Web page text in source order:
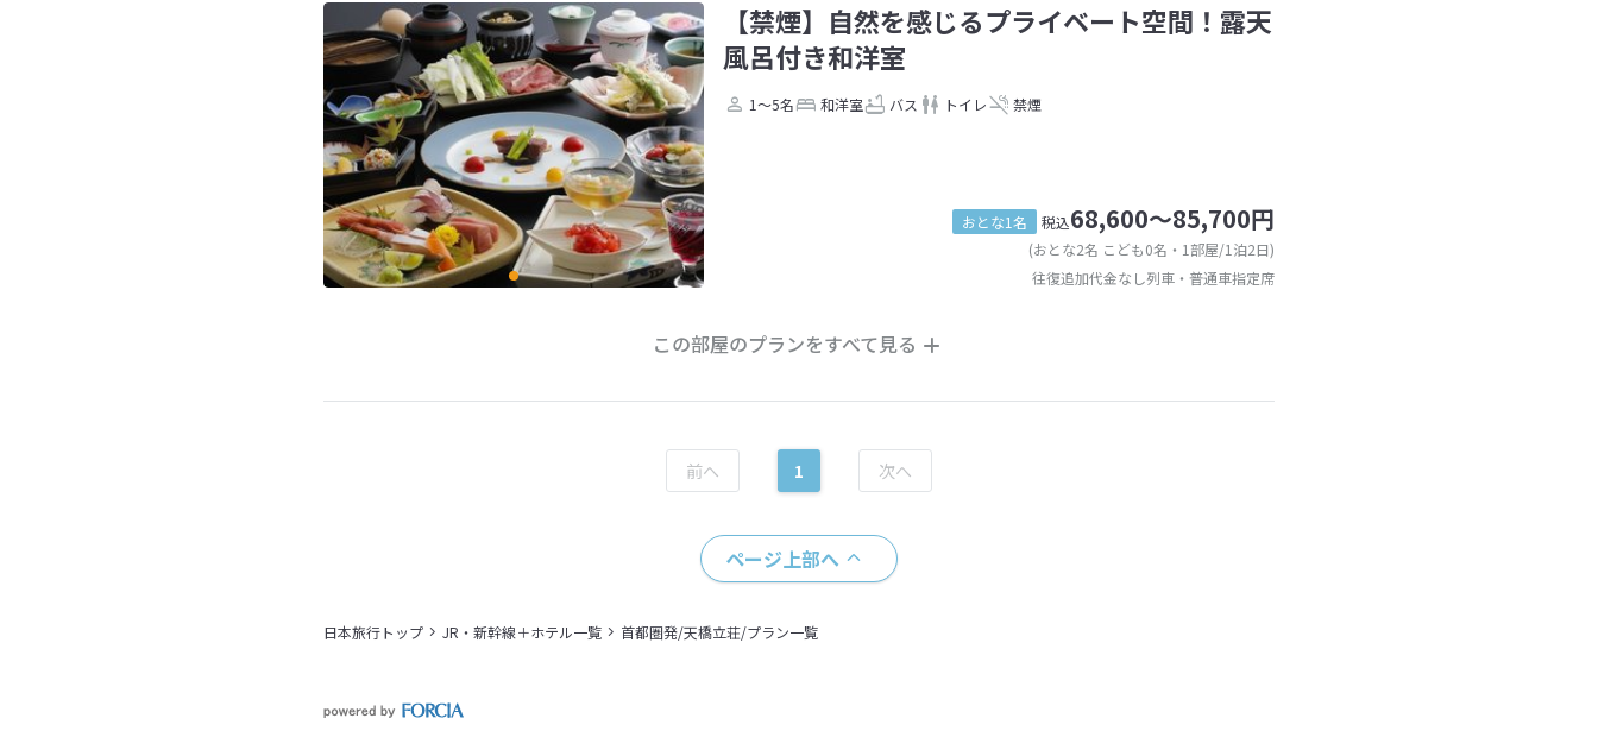
【禁煙】自然を感じるプライベート空間！露天
風呂付き和洋室
1～5名 和洋室 バス トイレ 禁煙
おとな1名 税込68,600～85,700円
(おとな2名 こども0名・1部屋/1泊2日)
往復追加代金なし列車・普通車指定席
この部屋のプランをすべて見る
1
ページ上部へ
日本旅行トップ JR・新幹線＋ホテル一覧 首都圏発/天橋立荘/プラン一覧